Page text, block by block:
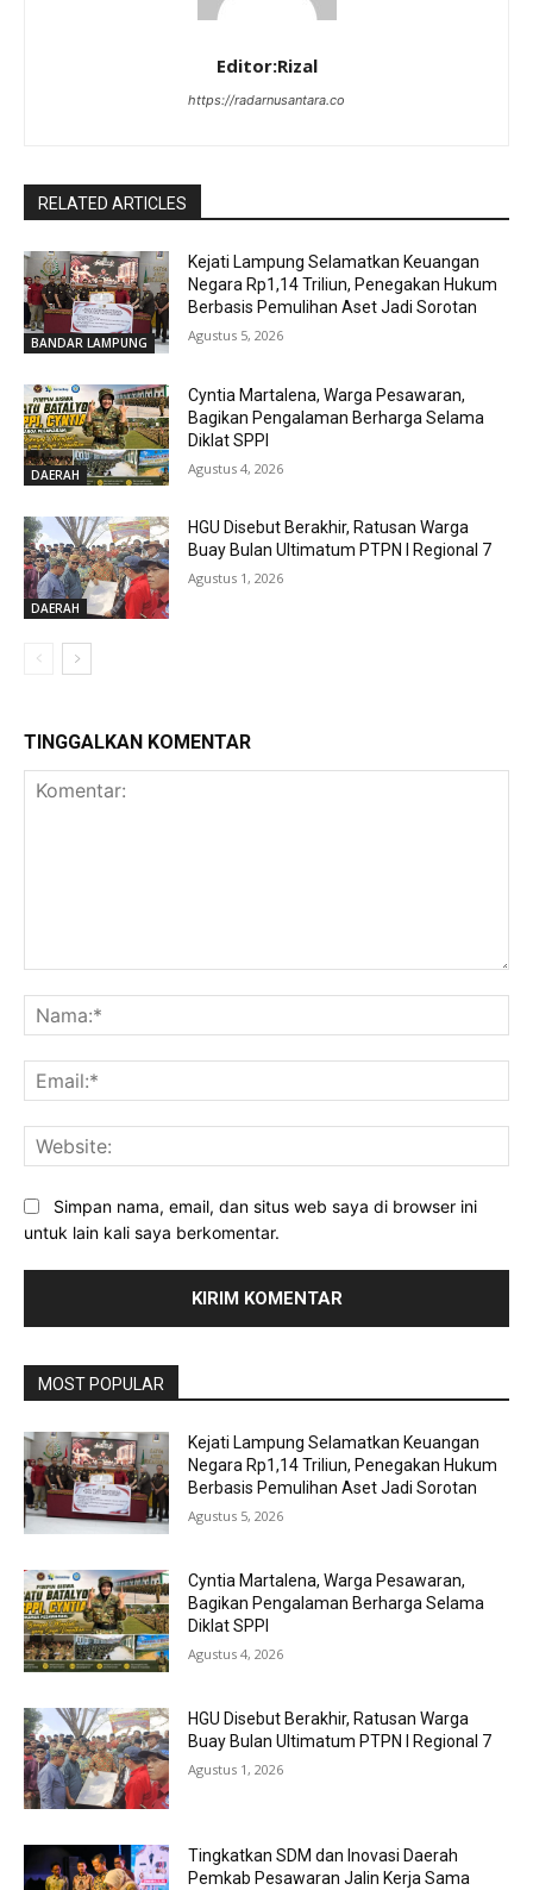
Editor:Rizal
https://radarnusantara.co
RELATED ARTICLES
BANDAR LAMPUNG
Kejati Lampung Selamatkan Keuangan
Negara Rp1,14 Triliun, Penegakan Hukum
Berbasis Pemulihan Aset Jadi Sorotan
Agustus 5, 2026
DAERAH
Cyntia Martalena, Warga Pesawaran,
Bagikan Pengalaman Berharga Selama
Diklat SPPI
Agustus 4, 2026
DAERAH
HGU Disebut Berakhir, Ratusan Warga
Buay Bulan Ultimatum PTPN I Regional 7
Agustus 1, 2026
TINGGALKAN KOMENTAR
Simpan nama, email, dan situs web saya di browser ini
untuk lain kali saya berkomentar.
MOST POPULAR
Kejati Lampung Selamatkan Keuangan
Negara Rp1,14 Triliun, Penegakan Hukum
Berbasis Pemulihan Aset Jadi Sorotan
Agustus 5, 2026
Cyntia Martalena, Warga Pesawaran,
Bagikan Pengalaman Berharga Selama
Diklat SPPI
Agustus 4, 2026
HGU Disebut Berakhir, Ratusan Warga
Buay Bulan Ultimatum PTPN I Regional 7
Agustus 1, 2026
Tingkatkan SDM dan Inovasi Daerah
Pemkab Pesawaran Jalin Kerja Sama